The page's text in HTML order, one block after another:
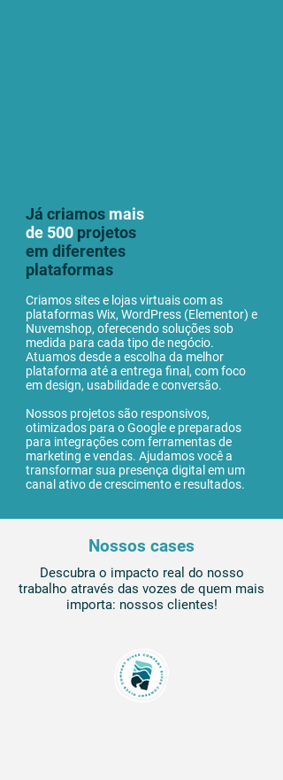
Já criamos mais
de 500 projetos
em diferentes
plataformas
Criamos sites e lojas virtuais com as
plataformas Wix, WordPress (Elementor) e
Nuvemshop, oferecendo soluções sob
medida para cada tipo de negócio.
Atuamos desde a escolha da melhor
plataforma até a entrega final, com foco
em design, usabilidade e conversão.
Nossos projetos são responsivos,
otimizados para o Google e preparados
para integrações com ferramentas de
marketing e vendas. Ajudamos você a
transformar sua presença digital em um
canal ativo de crescimento e resultados.
Nossos cases
Descubra o impacto real do nosso
trabalho através das vozes de quem mais
importa: nossos clientes!